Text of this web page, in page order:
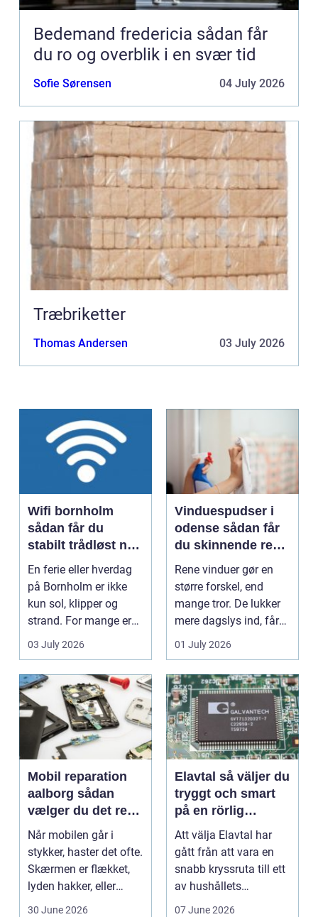
Bedemand fredericia sådan får
du ro og overblik i en svær tid
Sofie Sørensen 04 July 2026
Træbriketter
Thomas Andersen 03 July 2026
Wifi bornholm
sådan får du
stabilt trådløst net
på klippeøen
En ferie eller hverdag
på Bornholm er ikke
kun sol, klipper og
strand. For mange er
en stabil intern...
03 July 2026
Vinduespudser i
odense sådan får
du skinnende rene
ruder året rundt
Rene vinduer gør en
større forskel, end
mange tror. De lukker
mere dagslys ind, får
hjem og erhvervs...
01 July 2026
Mobil reparation
aalborg sådan
vælger du det rette
værksted
Når mobilen går i
stykker, haster det ofte.
Skærmen er flækket,
lyden hakker, eller
batteriet løber ...
30 June 2026
Elavtal så väljer du
tryggt och smart
på en rörlig
elmarknad
Att välja Elavtal har
gått från att vara en
snabb kryssruta till ett
av hushållets
viktigaste ekonom...
07 June 2026